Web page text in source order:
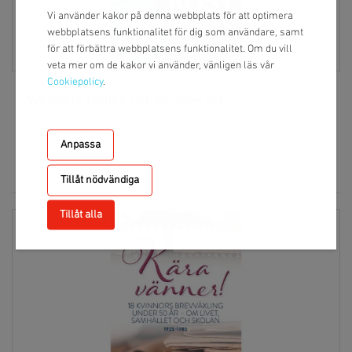
Vi använder kakor på denna webbplats för att optimera
webbplatsens funktionalitet för dig som användare, samt
för att förbättra webbplatsens funktionalitet. Om du vill
veta mer om de kakor vi använder, vänligen läs vår
Cookiepolicy.
Anpassa
Tillåt nödvändiga
Tillåt alla
16/9/2022
Wendela Hebbe - Sveriges första kvinnliga journalist. Här möter vi
en banbryterska, en orädd, osentimental, energisk småländska,
som trotsade tidens konventioner och blev journalist, författare och
översättare.